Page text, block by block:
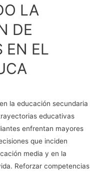
LA
DE
EN EL
la educación secundaria
educativas
enfrentan mayores
que inciden
media y en la
Reforzar competencias